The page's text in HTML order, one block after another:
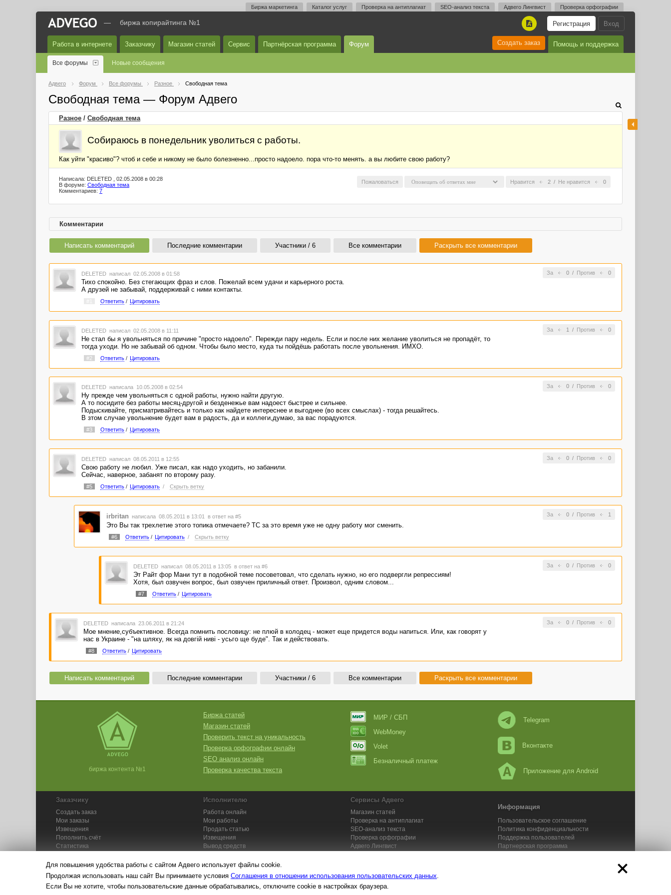
Биржа маркетинга Каталог услуг Проверка на антиплагиат SEO-анализ текста Адвего Лингвист Проверка орфографии
Вход
Регистрация
A
— биржа копирайтинга №1
Работа в интернете Заказчику Магазин статей Сервис Партнёрская программа Форум Помощь и поддержка
Создать заказ
Все форумы Новые сообщения
Адвего Форум Все форумы Разное Свободная тема
Свободная тема — Форум Адвего
Разное / Свободная тема
Собираюсь в понедельник уволиться с работы.
Как уйти "красиво"? чтоб и себе и никому не было болезненно...просто надоело. пора что-то менять. а вы любите свою работу?
Нравится 2 / Не нравится 0
Пожаловаться
Написала: DELETED , 02.05.2008 в 00:28
В форуме: Свободная тема
Комментариев: 7
Комментарии
Написать комментарий Последние комментарии Участники / 6 Все комментарии Раскрыть все комментарии
За 0/ Против 0
DELETED написал 02.05.2008 в 01:58
Тихо спокойно. Без стегающих фраз и слов. Пожелай всем удачи и карьерного роста.
А друзей не забывай, поддерживай с ними контакты.
Ответить/ Цитировать
За 1 / Против 0
DELETED написал 02.05.2008 в 11:11
Не стал бы я увольняться по причине "просто надоело". Пережди пару недель. Если и после них желание уволиться не пропадёт, то
тогда уходи. Но не забывай об одном. Чтобы было место, куда ты пойдёшь работать после увольнения. ИМХО.
#2 Ответить/ Цитировать
За 0/ Против 0
DELETED написала 10.05.2008 в 02:54
Ну прежде чем увольняться с одной работы, нужно найти другую.
А то посидите без работы месяц-другой и безденежье вам надоест быстрее и сильнее.
Подыскивайте, присматривайтесь и только как найдете интереснее и выгоднее (во всех смыслах) - тогда решайтесь.
В зтом случае увольнение будет вам в радость, да и коллеги,думаю, за вас порадуются.
#3 Ответить/ Цитировать
За 0/ Против 0
DELETED написал 08.05.2011 в 12:55
Свою работу не любил. Уже писал, как надо уходить, но забанили.
Сейчас, наверное, забанят по второму разу.
#5 Ответить/ Цитировать / Скрыть ветку
За 0/ Против 1
irbritan написала 08.05.2011 в 13:01 в ответ на #5
Это Вы так трехлетие этого топика отмечаете? ТС за это время уже не одну работу мог сменить.
#6 Ответить/ Цитировать / Скрыть ветку
За 0/ Против 0
DELETED написал 08.05.2011 в 13:05 в ответ на #6
Эт Райт фор Мани тут в подобной теме посоветовал, что сделать нужно, но его подвергли репрессиям!
Хотя, был озвучен вопрос, был озвучен приличный ответ. Произвол, одним словом...
#7 Ответить/ Цитировать
За 0/ Против 0
DELETED написала 23.06.2011 в 21:24
Мое мнение,субъективное. Всегда помнить пословицу: не плюй в колодец - может еще придется воды напиться. Или, как говорят у
нас в Украине - "на шляху, як на довгій ниві - усьго ще буде". Так и действовать.
#8 Ответить/ Цитировать
Написать комментарий Последние комментарии Участники / 6 Все комментарии Раскрыть все комментарии
биржа контента №1
Биржа статей
Магазин статей
Проверить текст на уникальность
Проверка орфографии онлайн
SEO анализ онлайн
Проверка качества текста
МИР / СБП
WebMoney
Volet
Безналичный платеж
Telegram
Вконтакте
Приложение для Android
Заказчику
Создать заказ
Мои заказы
Извещения
Пополнить счёт
Статистика
Исполнителю
Работа онлайн
Мои работы
Продать статью
Извещения
Вывод средств
Сервисы Адвего
Магазин статей
Проверка на антиплагиат
SEO-анализ текста
Проверка орфографии
Адвего Лингвист
Информация
Пользовательское соглашение
Политика конфиденциальности
Поддержка пользователей
Партнерская программа
© Адвего — биржа контента №1. Копирайтинг, рерайтинг, переводы,работа на дому
Для повышения удобства работы с сайтом Адвего использует файлы cookie.
Продолжая использовать наш сайт Вы принимаете условия Соглашения в отношении использования пользовательских данных
Если Вы не хотите, чтобы пользовательские данные обрабатывались, отключите cookie в настройках браузера.